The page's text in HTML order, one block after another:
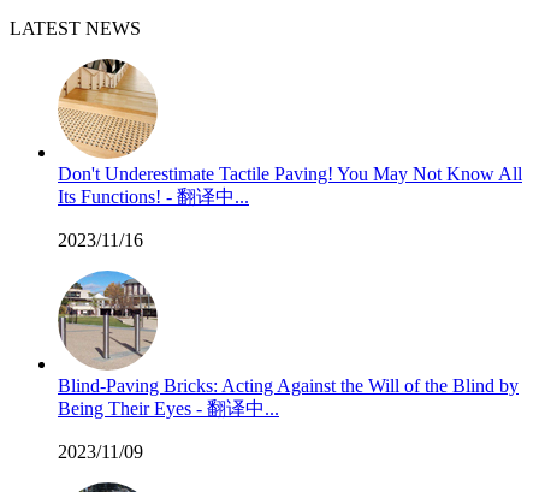
LATEST NEWS
Don't Underestimate Tactile Paving! You May Not Know All
Its Functions! - 翻译中...
2023/11/16
Blind-Paving Bricks: Acting Against the Will of the Blind by
Being Their Eyes - 翻译中...
2023/11/09